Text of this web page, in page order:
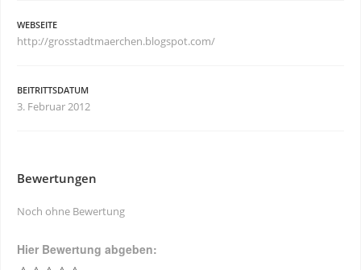
WEBSEITE
http://grosstadtmaerchen.blogspot.com/
BEITRITTSDATUM
3. Februar 2012
Bewertungen
Noch ohne Bewertung
Hier Bewertung abgeben: